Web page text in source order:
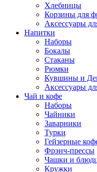
Хлебницы
Корзины для
Аксессуары
Напитки
Наборы
Бокалы
Стаканы
Рюмки
Кувшины и
Аксессуары
Чай и кофе
Наборы
Чайники
Заварники
Турки
Гейзерные
Фрэнч-прессы
Чашки и
Кружки